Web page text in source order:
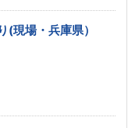
(現場・兵庫県）